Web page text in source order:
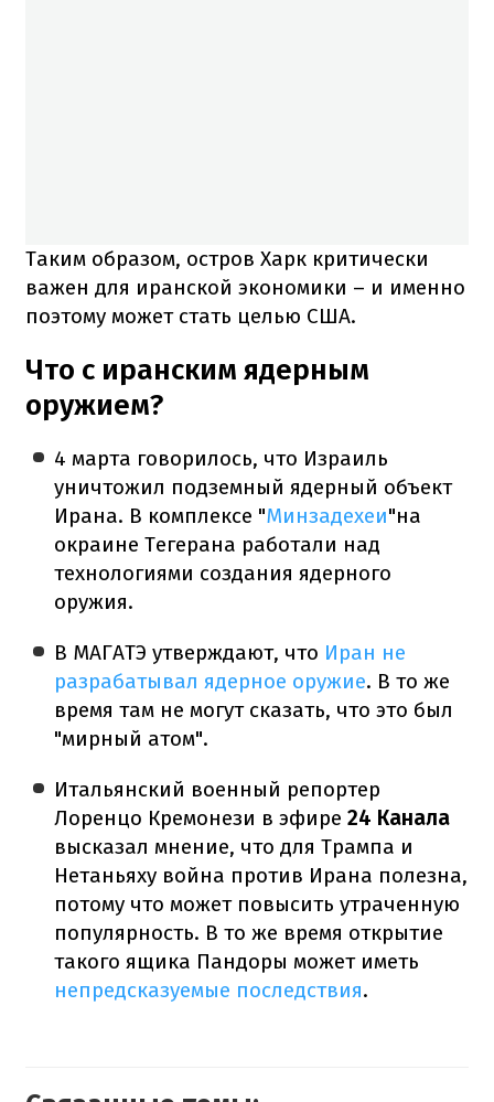
Таким образом, остров Харк критически
важен для иранской экономики – и именно
поэтому может стать целью США.
Что с иранским ядерным
оружием?
4 марта говорилось, что Израиль
уничтожил подземный ядерный объект
Ирана. В комплексе "Минзадехеи"на
окраине Тегерана работали над
технологиями создания ядерного
оружия.
В МАГАТЭ утверждают, что Иран не
разрабатывал ядерное оружие. В то же
время там не могут сказать, что это был
"мирный атом".
Итальянский военный репортер
Лоренцо Кремонези в эфире24 Канала
высказал мнение, что для Трампа и
Нетаньяху война против Ирана полезна,
потому что может повысить утраченную
популярность. В то же время открытие
такого ящика Пандоры может иметь
непредсказуемые последствия.